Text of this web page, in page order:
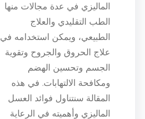
الماليزي في عدة مجالات منها
الطب التقليدي والعلاج
الطبيعي، ويمكن استخدامه في
علاج الحروق والجروح وتقوية
الجسم وتحسين الهضم
ومكافحة الالتهابات. في هذه
المقالة سنتناول فوائد العسل
الماليزي وأهميته في الرعاية